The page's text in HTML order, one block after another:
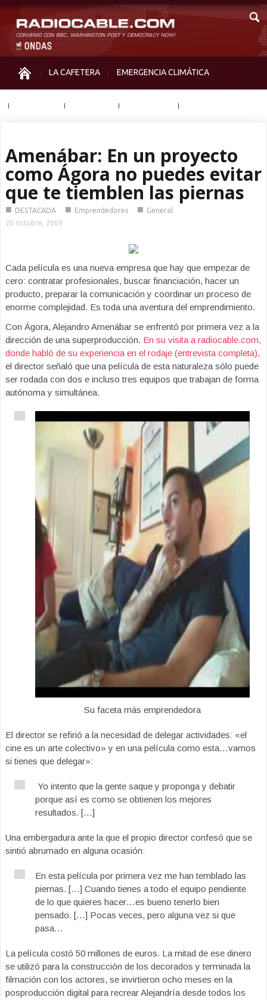
LA CAFETERA EMERGENCIA CLIMÁTICA
Amenábar: En un proyecto
como Ágora no puedes evitar
que te tiemblen las piernas
■ DESTACADA ■ Emprendedores ■ General
20 octubre, 2009
Cada película es una nueva empresa que hay que empezar de
cero: contratar profesionales, buscar financiación, hacer un
producto, preparar la comunicación y coordinar un proceso de
enorme complejidad. Es toda una aventura del emprendimiento.
Con Ágora, Alejandro Amenábar se enfrentó por primera vez a la
dirección de una superproducción. En su visita a radiocable.com,
donde habló de su experiencia en el rodaje (entrevista completa),
el director señaló que una película de esta naturaleza sólo puede
ser rodada con dos e incluso tres equipos que trabajan de forma
autónoma y simultánea.
Su faceta más emprendedora
El director se refirió a la necesidad de delegar actividades: «el
cine es un arte colectivo» y en una película como esta…vamos
si tienes que delegar»:
Yo intento que la gente saque y proponga y debatir
porque así es como se obtienen los mejores
resultados. […]
Una embergadura ante la que el propio director confesó que se
sintió abrumado en alguna ocasión:
En esta película por primera vez me han temblado las
piernas. […] Cuando tienes a todo el equipo pendiente
de lo que quieres hacer…es bueno tenerlo bien
pensado. […] Pocas veces, pero alguna vez si que
pasa…
La película costó 50 millones de euros. La mitad de ese dinero
se utilizó para la construcción de los decorados y terminada la
filmación con los actores, se invirtieron ocho meses en la
posproducción digital para recrear Alejandría desde todos los